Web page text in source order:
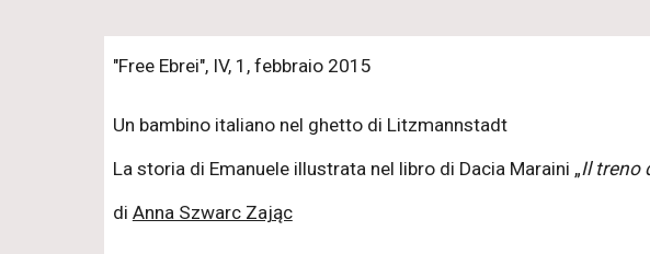
"Free Ebrei", IV, 1, febbraio 2015
Un bambino italiano nel ghetto di Litzmannstadt
La storia di Emanuele illustrata nel libro di Dacia Maraini „Il treno
di Anna Szwarc Zając